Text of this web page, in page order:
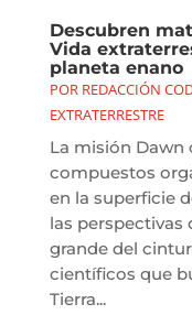
Descubren
Vida
planeta enano
POR REDACCIÓN
EXTRATERRESTRE
La misión Dawn
compuestos
en la superficie
las perspectivas
grande del
científicos que
Tierra...